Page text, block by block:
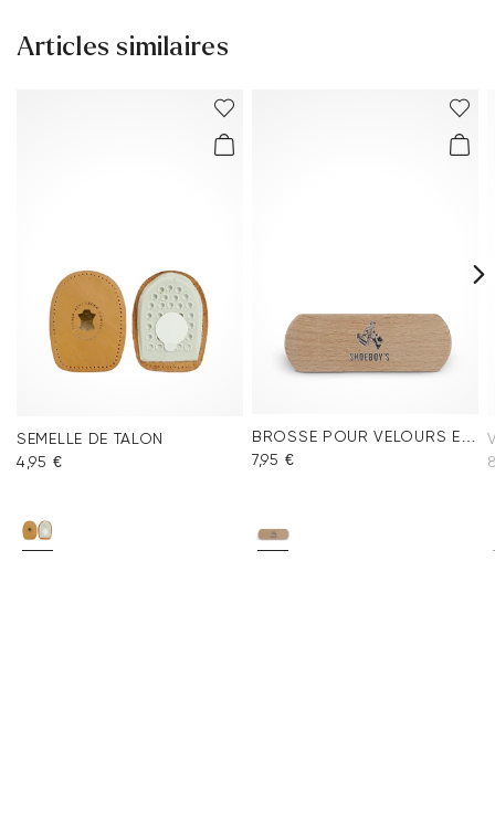
seulement
Service client - Formulaire de contact
Articles similaires
SEMELLE DE TALON
4,95 €
7,95 €